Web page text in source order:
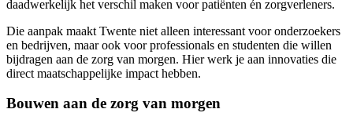
daadwerkelijk het verschil maken voor patiënten én zorgverleners.
Die aanpak maakt Twente niet alleen interessant voor onderzoekers
en bedrijven, maar ook voor professionals en studenten die willen
bijdragen aan de zorg van morgen. Hier werk je aan innovaties die
direct maatschappelijke impact hebben.
Bouwen aan de zorg van morgen